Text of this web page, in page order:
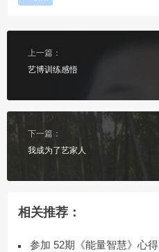
上一篇：
艺博训练感悟
下一篇：
我成为了艺家人
相关推荐：
参加 52期《能量智慧》心得